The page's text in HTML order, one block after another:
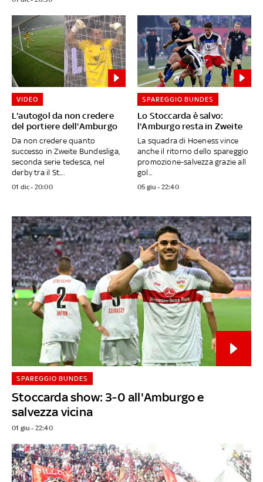
L'autogol da non credere
del portiere dell'Amburgo
VIDEO
Da non credere quanto
successo in Zweite Bundesliga,
seconda serie tedesca, nel
derby tra il St....
01 dic - 20:00
Lo Stoccarda è salvo:
l'Amburgo resta in Zweite
SPAREGGIO BUNDES
La squadra di Hoeness vince
anche il ritorno dello spareggio
promozione-salvezza grazie all
gol...
05 giu - 22:40
Stoccarda show: 3-0 all'Amburgo e
salvezza vicina
SPAREGGIO BUNDES
01 giu - 22:40